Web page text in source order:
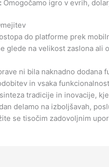
Omogočamo igro v evrih,
do platforme prek
glede na velikost zaslona
ni bila naknadno
in vsaka
tradicije in inovacije,
delamo na izboljšavah,
se tisočim zadovoljnim